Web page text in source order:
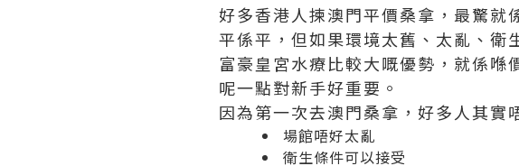
好多香港人揀澳門平價桑拿，最驚就
平係平，但如果環境太舊、太亂、衛
富豪皇宮水療比較大嘅優勢，就係喺
呢一點對新手好重要。
因為第一次去澳門桑拿，好多人其實
場館唔好太亂
衛生條件可以接受